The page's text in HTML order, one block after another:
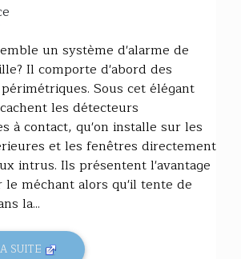
un système d'alarme de
Il comporte d'abord des
Sous cet élégant
les détecteurs
à contact, qu'on installe sur les
et les fenêtres directement
intrus. Ils présentent l'avantage
le méchant alors qu'il tente de
la...
SUITE